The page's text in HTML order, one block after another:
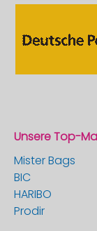
Unsere Top-
Mister Bags
BIC
HARIBO
Prodir